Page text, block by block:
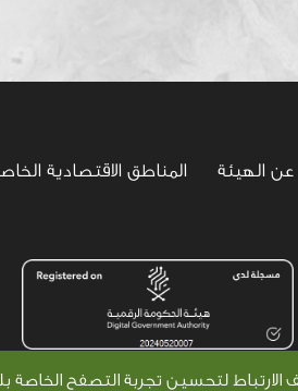
عن الهيئة المناطق الاقتصادية
لتحسين تجربة التصفح الخاصة بك,